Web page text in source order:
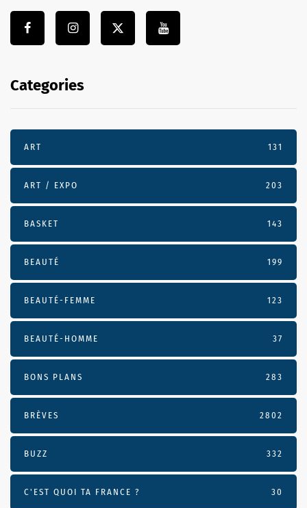
Categories
ART 131
ART / EXPO 203
BASKET 143
BEAUTÉ 199
BEAUTÉ-FEMME 123
BEAUTÉ-HOMME 37
BONS PLANS 283
BRÈVES 2802
BUZZ 332
C'EST QUOI TA FRANCE ? 30